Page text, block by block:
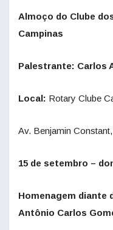
Almoço do Clube
Campinas
Palestrante: Carlos
Local: Rotary Clube
Av. Benjamin
15 de setembro –
Homenagem diante
Antônio Carlos